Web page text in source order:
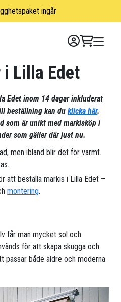
ingår
Lilla Edet
Edet inom 14 dagar inkluderat
beställning kan duklicka här.
som är unikt med markisköp i
som gäller där just nu.
men ibland blir det för varmt.
att beställa markis i Lilla Edet –
montering.
får man mycket sol och
för att skapa skugga och
passar både äldre och moderna